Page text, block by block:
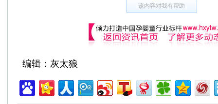
该内容对我有帮助
编辑：灰太狼